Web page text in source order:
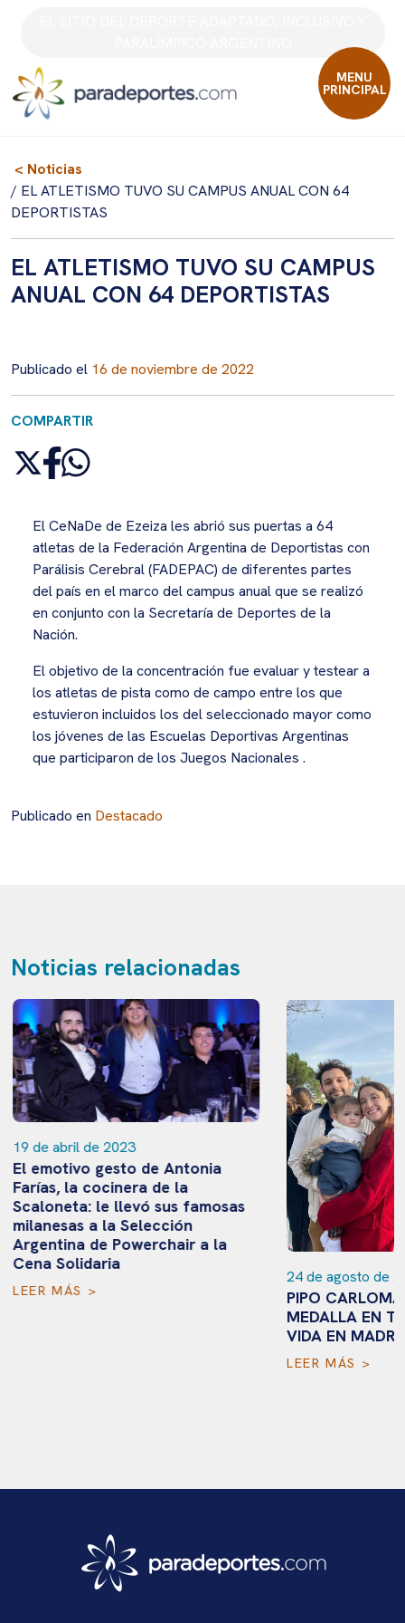
MENU
PRINCIPAL
< Noticias
/ EL ATLETISMO TUVO SU CAMPUS ANUAL CON 64
DEPORTISTAS
EL ATLETISMO TUVO SU CAMPUS
ANUAL CON 64 DEPORTISTAS
Publicado el 16 de noviembre de 2022
COMPARTIR
El CeNaDe de Ezeiza les abrió sus puertas a 64
atletas de la Federación Argentina de Deportistas con
Parálisis Cerebral (FADEPAC) de diferentes partes
del país en el marco del campus anual que se realizó
en conjunto con la Secretaría de Deportes de la
Nación.
El objetivo de la concentración fue evaluar y testear a
los atletas de pista como de campo entre los que
estuvieron incluidos los del seleccionado mayor como
los jóvenes de las Escuelas Deportivas Argentinas
que participaron de los Juegos Nacionales .
Publicado en Destacado
Noticias relacionadas
19 de abril de 2023
El emotivo gesto de Antonia
Farías, la cocinera de la
Scaloneta: le llevó sus famosas
milanesas a la Selección
Argentina de Powerchair a la
Cena Solidaria
LEER MÁS >
24 de agosto de
PIPO
MEDALLA EN
VIDA EN
LEER MÁS >